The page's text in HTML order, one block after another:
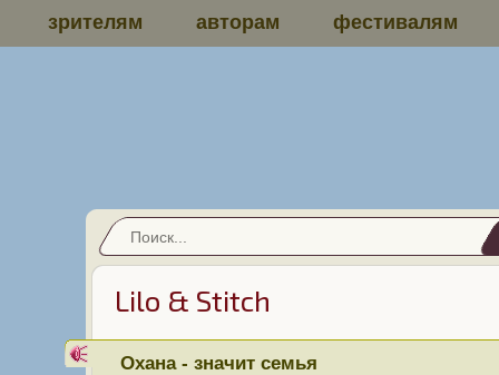
зрителям авторам фестивалям
Lilo & Stitch
Охана - значит семья